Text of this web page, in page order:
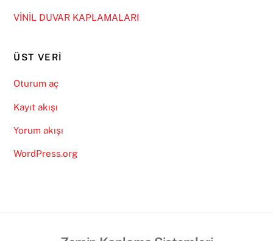
VİNİL DUVAR KAPLAMALARI
ÜST VERI
Oturum aç
Kayıt akışı
Yorum akışı
WordPress.org